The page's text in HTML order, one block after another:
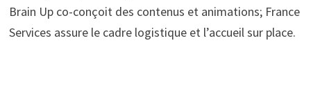
Brain Up co-conçoit des contenus et animations; France
Services assure le cadre logistique et l’accueil sur place.